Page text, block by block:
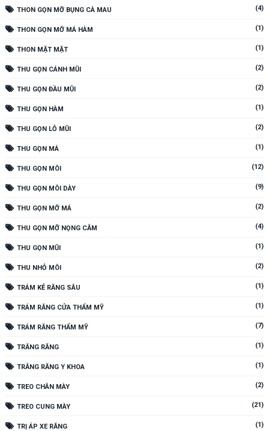
THON GỌN MỠ BỤNG CÀ MAU (4)
THON GỌN MỠ MÁ HÀM (1)
THON MẶT MẶT (1)
THU GỌN CÁNH MŨI (2)
THU GỌN ĐẦU MŨI (2)
THU GỌN HÀM (1)
THU GỌN LỖ MŨI (2)
THU GỌN MÁ (1)
THU GỌN MÔI (12)
THU GỌN MÔI DÀY (9)
THU GỌN MỠ MÁ (2)
THU GỌN MỠ NỌNG CẰM (4)
THU GỌN MŨI (1)
THU NHỎ MÔI (2)
TRÁM KẺ RĂNG SÂU (1)
TRÁM RĂNG CỬA THẨM MỸ (1)
TRÁM RĂNG THẨM MỸ (7)
TRẮNG RĂNG (1)
TRẮNG RĂNG Y KHOA (1)
TREO CHÂN MÀY (2)
TREO CUNG MÀY (21)
TRỊ ÁP XE RĂNG (1)